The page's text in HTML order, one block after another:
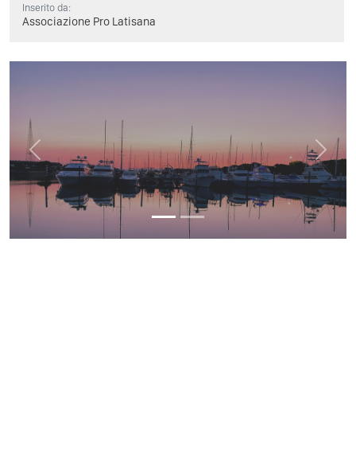
Inserito da:
Associazione Pro Latisana
Previous Next